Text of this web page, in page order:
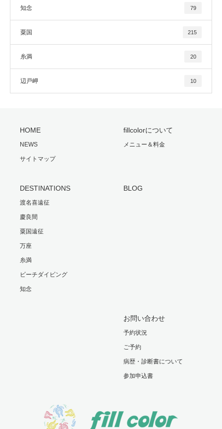
知念 79
粟国 215
糸満 20
辺戸岬 10
HOME
NEWS
サイトマップ
fillcolorについて
メニュー＆料金
DESTINATIONS
渡名喜遠征
慶良間
粟国遠征
万座
糸満
ビーチダイビング
知念
BLOG
お問い合わせ
予約状況
ご予約
病歴・診断書について
参加申込書